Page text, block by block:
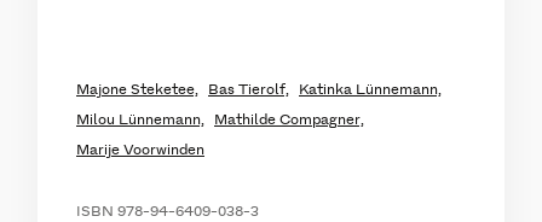
Majone Steketee, Bas Tierolf, Katinka Lünnemann,
Milou Lünnemann, Mathilde Compagner,
Marije Voorwinden
ISBN 978-94-6409-038-3